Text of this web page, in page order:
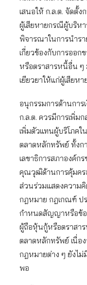
เสนอให้ ก.ล.ต. จัดตั้ง
ผู้เสียหายกรณีผู้บริห
พิจารณาในการนำร
เกี่ยวข้องกับการออก
หรือตราสารหนี้อื่น ๆ
เยียวยาให้แก่ผู้เสียหา
อนุกรรมการด้านการ
ก.ล.ต. ควรมีการเพิ่ม
เพิ่มตัวแทนผู้บริโภค
ตลาดหลักทรัพย์ ทั้งก
เลขาธิการสภาองค์ก
คุณวุฒิด้านการคุ้มคร
ส่วนร่วมแสดงความคิ
กฎหมาย กฎเกณฑ์ ป
กำหนดสัญญาหรือข้อ
ผู้ถือหุ้นกู้หรือตราสา
ตลาดหลักทรัพย์ เนื่อ
กฎหมายต่าง ๆ ยังไม่
พอ